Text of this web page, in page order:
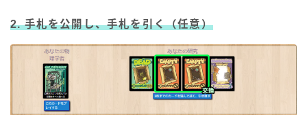
2. 手札を公開し、手札を引く（任意）